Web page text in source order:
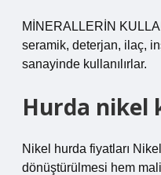
MİNERALLERİN
seramik, deterjan, ilaç,
sanayinde kullanılırlar.
Hurda nikel
Nikel hurda fiyatları
dönüştürülmesi hem